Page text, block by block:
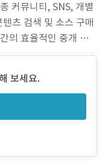
커뮤니티, SNS, 개별
츠 검색 및 소스 구매
의 효율적인 중개 플
미흡 - 연재 형태의 콘
트 목표 - 다양한 AI 콘
보세요.